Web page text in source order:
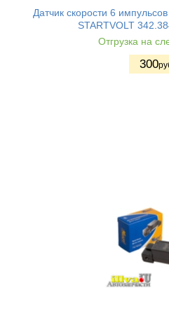
Датчик скорости 6
STARTVOLT
Отгрузка на
300